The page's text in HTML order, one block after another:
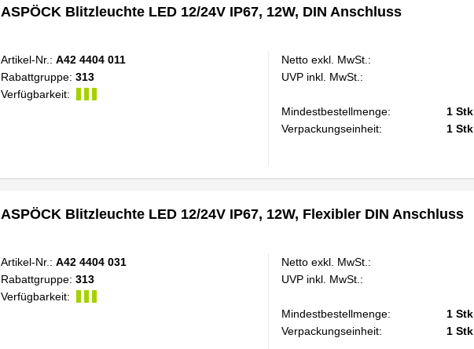
ASPÖCK Blitzleuchte LED 12/24V IP67, 12W, DIN Anschluss
Artikel-Nr.: A42 4404 011
Rabattgruppe: 313
Verfügbarkeit:
Netto exkl. MwSt.:
UVP inkl. MwSt.:
Mindestbestellmenge: 1 Stk
Verpackungseinheit:
1 Stk
ASPÖCK Blitzleuchte LED 12/24V IP67, 12W, Flexibler DIN Anschluss
Artikel-Nr.: A42 4404 031
Rabattgruppe: 313
Verfügbarkeit:
Netto exkl. MwSt.:
UVP inkl. MwSt.:
Mindestbestellmenge: 1 Stk
Verpackungseinheit:
1 Stk